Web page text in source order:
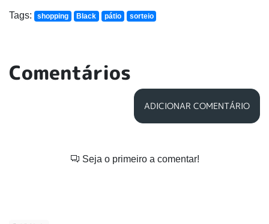
Tags: shopping Black pátio sorteio
Comentários
ADICIONAR COMENTÁRIO
Seja o primeiro a comentar!